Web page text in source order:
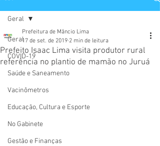
Geral
COVID-19
Saúde e Saneamento
Vacinômetros
Educação, Cultura e Esporte
No Gabinete
Gestão e Finanças
Geral
Prefeito Isaac Lima visita produtor rural
referência no plantio de mamão no Juruá
Prefeitura de Mâncio Lima
17 de set. de 2019 2 min de leitura